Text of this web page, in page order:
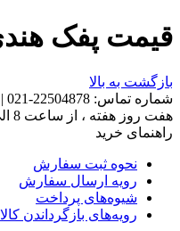
قیمت پفک
بازگشت به بالا
شماره تماس: 22504878-021
|
هفت روز هفته ، از ساعت 8 الی 20
راهنمای خرید
نحوه ثبت سفارش
رویه ارسال سفارش
شیوه‌های پرداخت
رویه‌های بازگرداندن کالا